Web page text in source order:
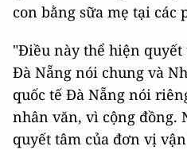
con bằng sữa mẹ tại các
"Điều này thể hiện quyết
Đà Nẵng nói chung và
quốc tế Đà Nẵng nói
nhân văn, vì cộng đồng.
quyết tâm của đơn vị